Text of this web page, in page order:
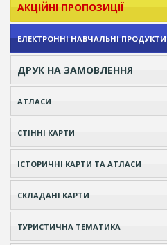
АКЦІЙНІ ПРОПОЗИЦІЇ
ЕЛЕКТРОННІ НАВЧАЛЬНІ ПРОДУКТИ
ДРУК НА ЗАМОВЛЕННЯ
АТЛАСИ
СТІННІ КАРТИ
ІСТОРИЧНІ КАРТИ ТА АТЛАСИ
СКЛАДАНІ КАРТИ
ТУРИСТИЧНА ТЕМАТИКА